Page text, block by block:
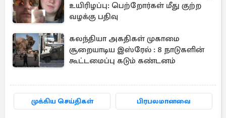
உயிரிழப்பு: பெற்றோர்கள் மீது குற்ற
வழக்கு பதிவு
கலந்தியா அகதிகள் முகாமை
சூறையாடிய இஸ்ரேல் : 8 நாடுகளின்
கூட்டமைப்பு கடும் கண்டனம்
முக்கிய செய்திகள் பிரபலமானவை